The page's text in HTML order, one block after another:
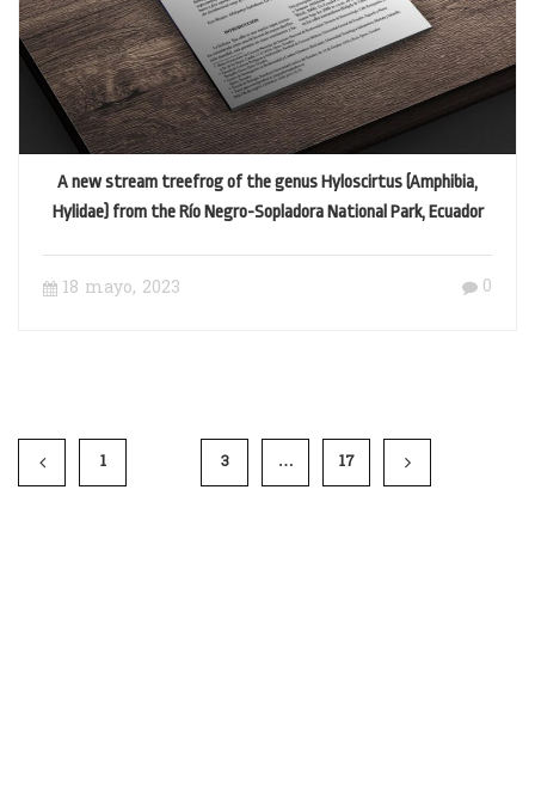
A new stream treefrog of the genus Hyloscirtus (Amphibia,
Hylidae) from the Río Negro-Sopladora National Park, Ecuador
18 mayo, 2023 0
1 3 … 17